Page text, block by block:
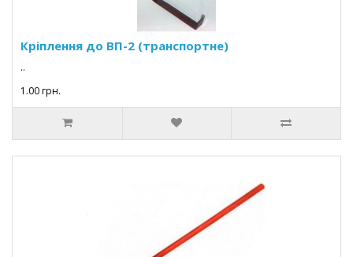
Кріплення до ВП-2 (транспортне)
..
1.00 грн.